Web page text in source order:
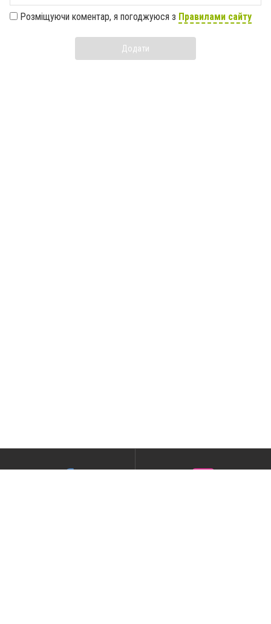
Розміщуючи коментар, я погоджуюся з Правилами сайту
Додати